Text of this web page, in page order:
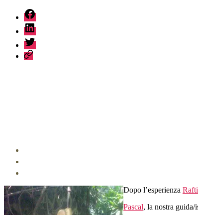
fb
linkedin
twitter
sessionize
Dopo l’esperienza
Pascal, la nostra